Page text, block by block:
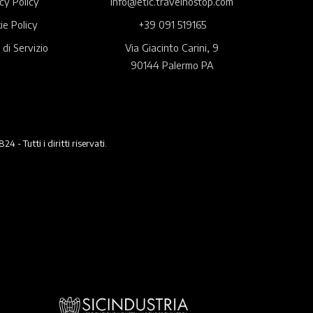
Policy
di Servizio
+39 091 519165
Via Giacinto Carini, 9
90144 Palermo PA
- Tutti i diritti riservati.